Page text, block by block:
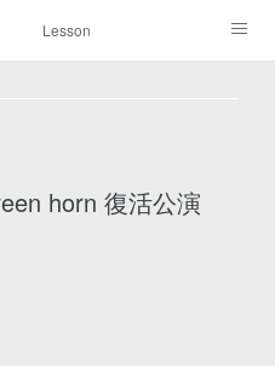
Lesson
horn 復活公演